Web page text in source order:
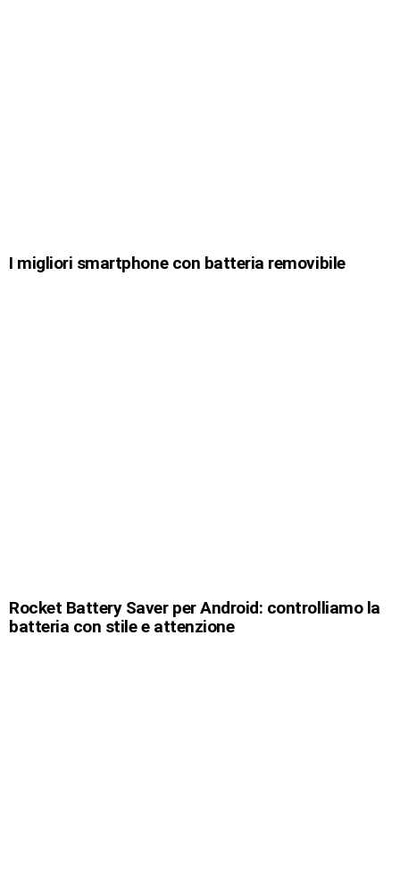
I migliori smartphone con batteria removibile
Rocket Battery Saver per Android: controlliamo la
batteria con stile e attenzione